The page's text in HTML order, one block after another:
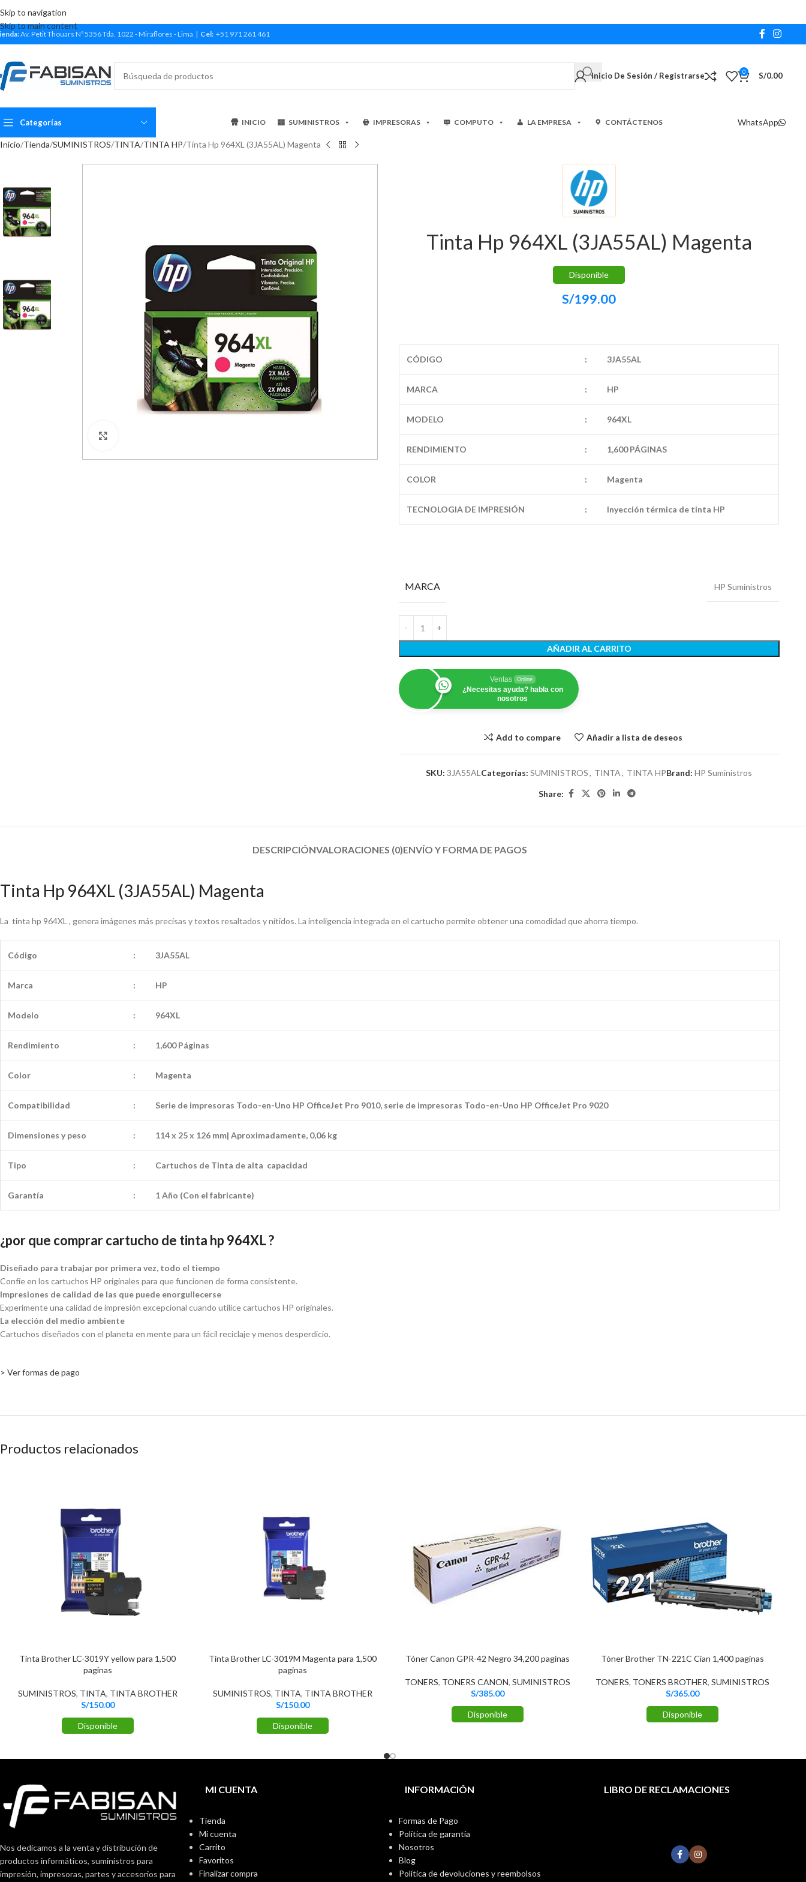
Skip to navigation
Skip to main content
Av. Petit Thouars Nª 5356 Tda. 1022 - Miraflores - Lima | Cel: +51 971 261 461
Inicio De Sesión / Registrarse 0 S/0.00
Categorías INICIO SUMINISTROS IMPRESORAS COMPUTO LA EMPRESA CONTÁCTENOS WhatsApp
Inicio Tienda SUMINISTROS TINTA TINTA HP Tinta Hp 964XL (3JA55AL) Magenta
Tinta Hp 964XL (3JA55AL) Magenta
Disponible
S/199.00
CÓDIGO : 3JA55AL
MARCA : HP
MODELO : 964XL
RENDIMIENTO : 1,600 PÁGINAS
COLOR : Magenta
TECNOLOGIA DE IMPRESIÓN : Inyección térmica de tinta HP
MARCA HP Suministros
AÑADIR AL CARRITO
Ventas Online
¿Necesitas ayuda? habla con
nosotros
Add to compare Añadir a lista de deseos
SKU:3JA55AL Categorías: SUMINISTROS , TINTA , TINTA HPBrand:HP Suministros
Share:
DESCRIPCIÓNVALORACIONES (0)ENVÍO Y FORMA DE PAGOS​
Tinta Hp 964XL (3JA55AL) Magenta
La tinta hp 964XL , genera imágenes más precisas y textos resaltados y nítidos. La inteligencia integrada en el cartucho permite obtener una comodidad que ahorra tiempo.
Código : 3JA55AL
Marca : HP
Modelo : 964XL
Rendimiento : 1,600 Páginas
Color : Magenta
Compatibilidad : Serie de impresoras Todo-en-Uno HP OfficeJet Pro 9010, serie de impresoras Todo-en-Uno HP OfficeJet Pro 9020
Dimensiones y peso : 114 x 25 x 126 mm| Aproximadamente, 0,06 kg
Tipo : Cartuchos de Tinta de alta capacidad
Garantía : 1 Año (Con el fabricante)
¿por que comprar cartucho de tinta hp 964XL ?
Diseñado para trabajar por primera vez, todo el tiempo
Confíe en los cartuchos HP originales para que funcionen de forma consistente.
Impresiones de calidad de las que puede enorgullecerse
Experimente una calidad de impresión excepcional cuando utilice cartuchos HP originales.
La elección del medio ambiente
Cartuchos diseñados con el planeta en mente para un fácil reciclaje y menos desperdicio.
> Ver formas de pago
Productos relacionados
Tinta Brother LC-3019Y yellow para 1,500
paginas
SUMINISTROS, TINTA, TINTA BROTHER
S/150.00
Disponible
Tinta Brother LC-3019M Magenta para 1,500
paginas
SUMINISTROS, TINTA, TINTA BROTHER
S/150.00
Disponible
Tóner Canon GPR-42 Negro 34,200 paginas
TONERS, TONERS CANON, SUMINISTROS
S/385.00
Disponible
Tóner Brother TN-221C Cian 1,400 paginas
TONERS, TONERS BROTHER, SUMINISTROS
S/365.00
Disponible
Nos dedicamos a la venta y distribución de
productos informáticos, suministros para
impresión, impresoras, partes y accesorios para
MI CUENTA
Tienda
Mi cuenta
Carrito
Favoritos
Finalizar compra
INFORMACIÓN
Formas de Pago
Política de garantía
Nosotros
Blog
Política de devoluciones y reembolsos
LIBRO DE RECLAMACIONES